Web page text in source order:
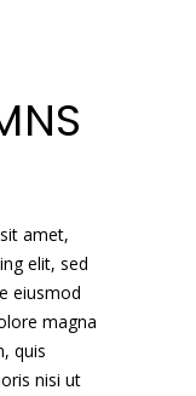
amet,
elit, sed
eiusmod
magna
quis
nisi ut